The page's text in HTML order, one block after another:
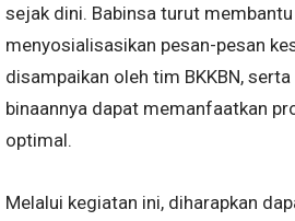
sejak dini. Babinsa turut
menyosialisasikan pesan-pesan
disampaikan oleh tim BKKBN,
binaannya dapat memanfaatkan
optimal.
Melalui kegiatan ini, diharapkan